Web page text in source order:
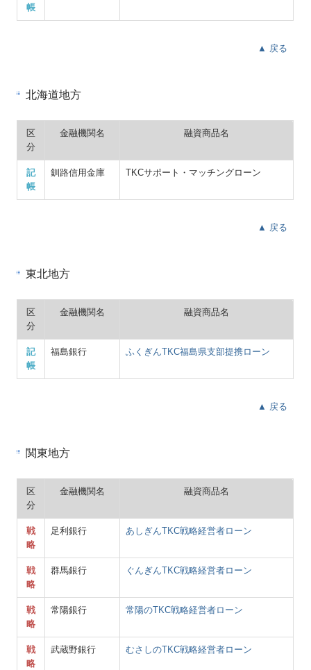
帳
▲ 戻る
北海道地方
区
分
金融機関名 融資商品名
記
帳
釧路信用金庫 TKCサポート・マッチングローン
▲ 戻る
東北地方
区
分
金融機関名 融資商品名
記
帳
福島銀行 ふくぎんTKC福島県支部提携ローン
▲ 戻る
関東地方
区
分
金融機関名 融資商品名
戦
略
足利銀行 あしぎんTKC戦略経営者ローン
戦
略
群馬銀行 ぐんぎんTKC戦略経営者ローン
戦
略
常陽銀行 常陽のTKC戦略経営者ローン
戦
略
武蔵野銀行 むさしのTKC戦略経営者ローン